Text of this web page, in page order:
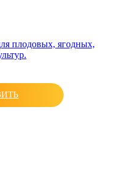
плодовых, ягодных,